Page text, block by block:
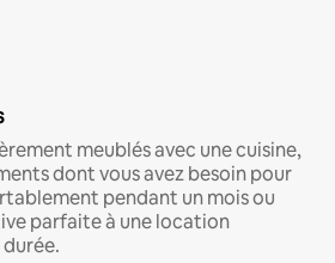
meublés avec une cuisine,
dont vous avez besoin pour
pendant un mois ou
parfaite à une location